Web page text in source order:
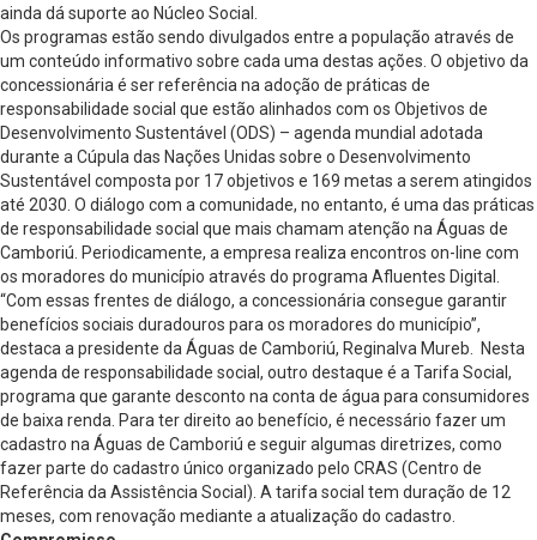
ainda dá suporte ao Núcleo Social.
Os programas estão sendo divulgados entre a população através de
um conteúdo informativo sobre cada uma destas ações. O objetivo da
concessionária é ser referência na adoção de práticas de
responsabilidade social que estão alinhados com os Objetivos de
Desenvolvimento Sustentável (ODS) – agenda mundial adotada
durante a Cúpula das Nações Unidas sobre o Desenvolvimento
Sustentável composta por 17 objetivos e 169 metas a serem atingidos
até 2030. O diálogo com a comunidade, no entanto, é uma das práticas
de responsabilidade social que mais chamam atenção na Águas de
Camboriú. Periodicamente, a empresa realiza encontros on-line com
os moradores do município através do programa Afluentes Digital.
“Com essas frentes de diálogo, a concessionária consegue garantir
benefícios sociais duradouros para os moradores do município”,
destaca a presidente da Águas de Camboriú, Reginalva Mureb. Nesta
agenda de responsabilidade social, outro destaque é a Tarifa Social,
programa que garante desconto na conta de água para consumidores
de baixa renda. Para ter direito ao benefício, é necessário fazer um
cadastro na Águas de Camboriú e seguir algumas diretrizes, como
fazer parte do cadastro único organizado pelo CRAS (Centro de
Referência da Assistência Social). A tarifa social tem duração de 12
meses, com renovação mediante a atualização do cadastro.